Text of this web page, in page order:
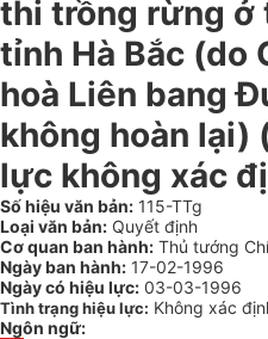
thi trồng rừng ở
tỉnh Hà Bắc (do
hoà Liên bang
không hoàn lại)
lực không xác
Số hiệu văn bản: 115-TTg
Loại văn bản: Quyết định
Cơ quan ban hành: Thủ tướng
Ngày ban hành: 17-02-1996
Ngày có hiệu lực: 03-03-1996
Tình trạng hiệu lực: Không xác
Ngôn ngữ: